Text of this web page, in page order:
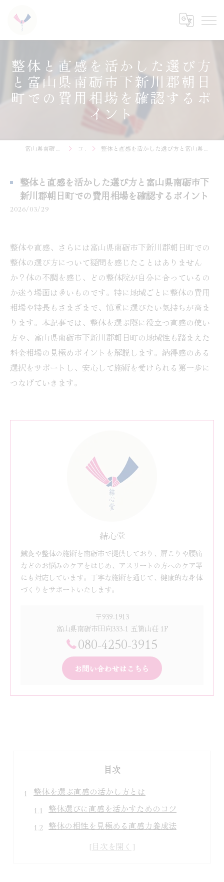
整体と直感を活かした選び方
と富山県南砺市下新川郡朝日
町での費用相場を確認するポ
イント
コラム 整体と直感を活かした選び方と富山県南砺市下新川郡朝日町での費用相場を確認するポイント
整体と直感を活かした選び方と富山県南砺市下
新川郡朝日町での費用相場を確認するポイント
2026/03/29
整体や直感、さらには富山県南砺市下新川郡朝日町での
整体の選び方について疑問を感じたことはありません
か？体の不調を感じ、どの整体院が自分に合っているの
か迷う場面は多いものです。特に地域ごとに整体の費用
相場や特長もさまざまで、慎重に選びたい気持ちが高ま
ります。本記事では、整体を選ぶ際に役立つ直感の使い
方や、富山県南砺市下新川郡朝日町の地域性も踏まえた
料金相場の見極めポイントを解説します。納得感のある
選択をサポートし、安心して施術を受けられる第一歩に
つなげていきます。
結心堂
鍼灸や整体の施術を南砺市で提供しており、肩こりや腰痛
などのお悩みのケアをはじめ、アスリートの方へのケア等
にも対応しています。丁寧な施術を通じて、健康的な身体
づくりをサポートいたします。
〒939-1913
富山県南砺市田向333-1 五箇山荘 1F
080-4250-3915
お問い合わせはこちら
目次
整体を選ぶ直感の活かし方とは
整体選びに直感を活かすためのコツ
整体の相性を見極める直感力養成法
直感で整体院を選ぶ際の注意点